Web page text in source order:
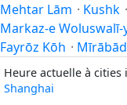
Mehtar Lām · Kushk ·
Markaz-e Woluswalī-
Fayrōz Kōh · Mīrābād
Heure actuelle à
Shanghai